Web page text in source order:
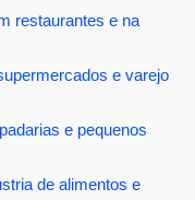
restaurantes e na
e varejo
e pequenos
de alimentos e